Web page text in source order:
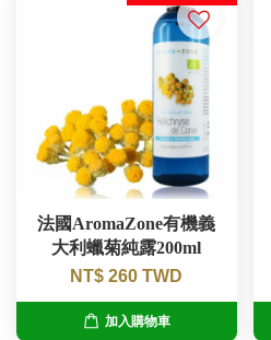
法國AromaZone有機義
大利蠟菊純露200ml
NT$ 260 TWD
加入購物車